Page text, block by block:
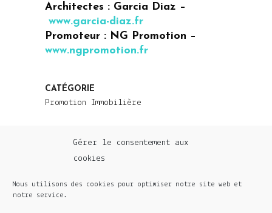
Gérer le consentement aux
cookies
Nous utilisons des cookies pour optimiser notre site web et
notre service.
Architectes : Garcia Diaz –
www.garcia-diaz.fr
Promoteur : NG Promotion –
www.ngpromotion.fr
CATÉGORIE
Promotion Immobilière